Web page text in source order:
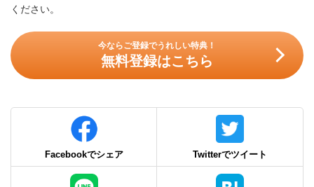
ください。
今ならご登録でうれしい特典！
無料登録はこちら
Facebookでシェア Twitterでツイート